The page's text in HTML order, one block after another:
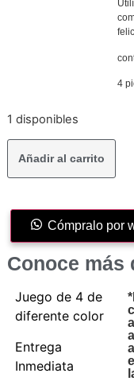
4
1 disponibles
Añadir al carrito
Cómpralo por
Conoce más
Juego de 4 de
diferente color
Entrega
Inmediata